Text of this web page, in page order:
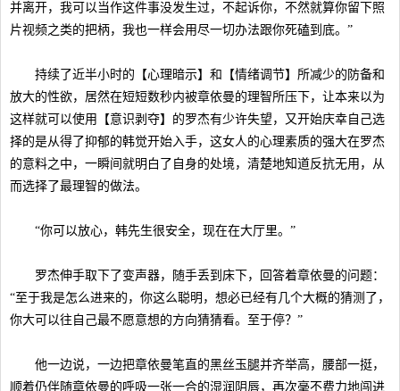
并离开，我可以当作这件事没发生过，不起诉你，不然就算你留下照
片视频之类的把柄，我也一样会用尽一切办法跟你死磕到底。”
持续了近半小时的【心理暗示】和【情绪调节】所减少的防备和
放大的性欲，居然在短短数秒内被章依曼的理智所压下，让本来以为
这样就可以使用【意识剥夺】的罗杰有少许失望，又开始庆幸自己选
择的是从得了抑郁的韩觉开始入手，这女人的心理素质的强大在罗杰
的意料之中，一瞬间就明白了自身的处境，清楚地知道反抗无用，从
而选择了最理智的做法。
“你可以放心，韩先生很安全，现在在大厅里。”
罗杰伸手取下了变声器，随手丢到床下，回答着章依曼的问题：
“至于我是怎么进来的，你这么聪明，想必已经有几个大概的猜测了，
你大可以往自己最不愿意想的方向猜猜看。至于停？”
他一边说，一边把章依曼笔直的黑丝玉腿并齐举高，腰部一挺，
顺着仍伴随章依曼的呼吸一张一合的湿润阴唇，再次毫不费力地闯进